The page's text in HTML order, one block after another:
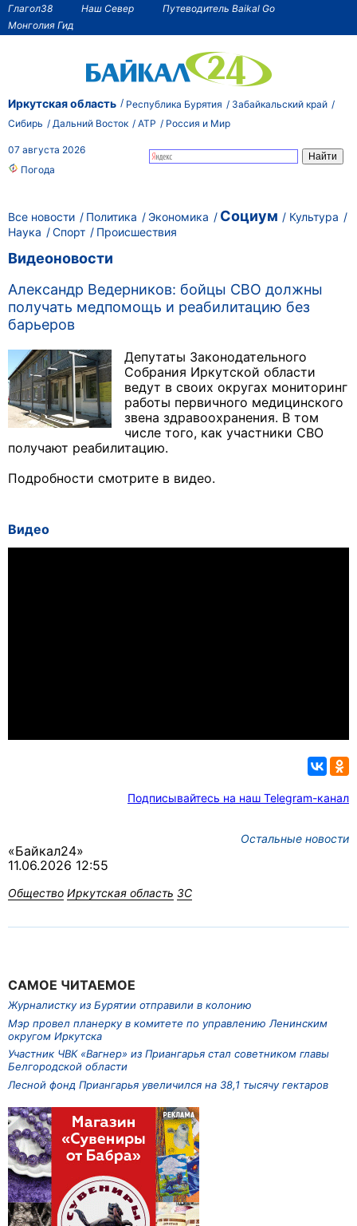
Глагол38 Наш Север
Путеводитель Baikal Go
Монголия Гид
Иркутская область Республика Бурятия
Забайкальский край
Сибирь
Дальний Восток АТР Россия и Мир
07 августа 2026
Погода
Все новости Политика Экономика Социум
Культура
Наука
Спорт Происшествия
Видеоновости
Александр Ведерников: бойцы СВО должны
получать медпомощь и реабилитацию без
барьеров
Депутаты Законодательного
Собрания Иркутской области
ведут в своих округах мониторинг
работы первичного медицинского
звена здравоохранения. В том
числе того, как участники СВО
получают реабилитацию.
Подробности смотрите в видео.
Видео
Подписывайтесь на наш Telegram-канал
Остальные новости
«Байкал24»
11.06.2026 12:55
Общество Иркутская область ЗС
САМОЕ ЧИТАЕМОЕ
Журналистку из Бурятии отправили в колонию
Мэр провел планерку в комитете по управлению Ленинским
округом Иркутска
Участник ЧВК «Вагнер» из Приангарья стал советником главы
Белгородской области
Лесной фонд Приангарья увеличился на 38,1 тысячу гектаров